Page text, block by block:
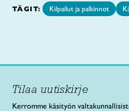
TÄGIT: Kilpailut ja palkinnot
Tilaa uutiskirje
Kerromme käsityön